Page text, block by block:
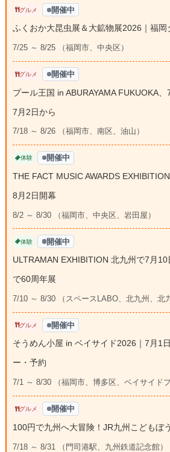
グルメ 開催中
ふくおか大昆虫展＆大鉱物展2026｜福
7/25 ～ 8/25 （福岡市、中央区）
グルメ 開催中
プール王国 in ABURAYAMA FUKUOKA
7月2日から
7/18 ～ 8/26 （福岡市、南区、油山）
体験 開催中
THE FACT MUSIC AWARDS
8月2日開幕
8/2 ～ 8/30 （福岡市、中央区、岩田屋）
体験 開催中
ULTRAMAN EXHIBITION 北九州で7月
で60周年展
7/10 ～ 8/30 （スペースLABO、北九州、北
グルメ 開催中
そうめん小屋 in ベイサイド2026｜7月1
ー・予約
7/1 ～ 8/30 （福岡市、博多区、ベイサイドプ
グルメ 開催中
100円で九州へ大冒険！JR九州こどもぼ
7/18 ～ 8/31 （門司港駅、九州鉄道記念館）